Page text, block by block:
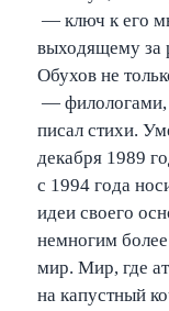
— ключ к его
выходящему за
Обухов не
— филологами,
писал стихи.
декабря 1989
с 1994 года
идеи своего
немногим
мир. Мир, где
на капустный